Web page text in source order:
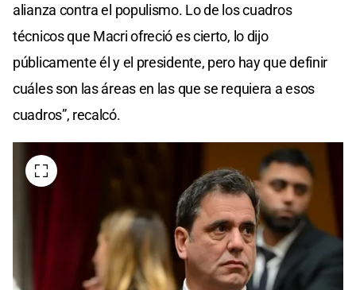
alianza contra el populismo. Lo de los cuadros
técnicos que Macri ofreció es cierto, lo dijo
públicamente él y el presidente, pero hay que definir
cuáles son las áreas en las que se requiera a esos
cuadros”, recalcó.